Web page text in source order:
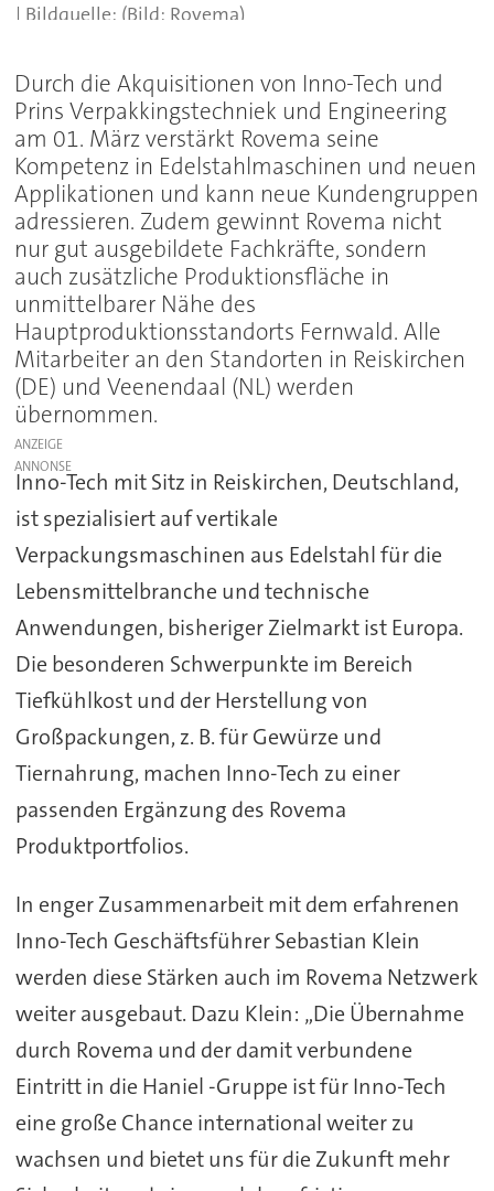
(Bild: Rovema)
Durch die Akquisitionen von Inno-Tech und
Prins Verpakkingstechniek und Engineering
am 01. März verstärkt Rovema seine
Kompetenz in Edelstahlmaschinen und neuen
Applikationen und kann neue Kundengruppen
adressieren. Zudem gewinnt Rovema nicht
nur gut ausgebildete Fachkräfte, sondern
auch zusätzliche Produktionsfläche in
unmittelbarer Nähe des
Hauptproduktionsstandorts Fernwald. Alle
Mitarbeiter an den Standorten in Reiskirchen
(DE) und Veenendaal (NL) werden
übernommen.
ANZEIGE
Inno-Tech mit Sitz in Reiskirchen, Deutschland,
ist spezialisiert auf vertikale
Verpackungsmaschinen aus Edelstahl für die
Lebensmittelbranche und technische
Anwendungen, bisheriger Zielmarkt ist Europa.
Die besonderen Schwerpunkte im Bereich
Tiefkühlkost und der Herstellung von
Großpackungen, z. B. für Gewürze und
Tiernahrung, machen Inno-Tech zu einer
passenden Ergänzung des Rovema
Produktportfolios.
In enger Zusammenarbeit mit dem erfahrenen
Inno-Tech Geschäftsführer Sebastian Klein
werden diese Stärken auch im Rovema Netzwerk
weiter ausgebaut. Dazu Klein: „Die Übernahme
durch Rovema und der damit verbundene
Eintritt in die Haniel -Gruppe ist für Inno-Tech
eine große Chance international weiter zu
wachsen und bietet uns für die Zukunft mehr